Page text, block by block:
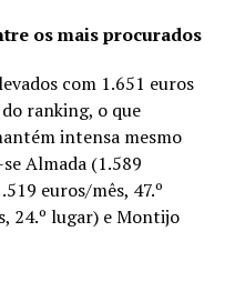
os mais procurados
com 1.651 euros
ranking, o que
intensa mesmo
Almada (1.589
euros/mês, 47.º
24.º lugar) e Montijo